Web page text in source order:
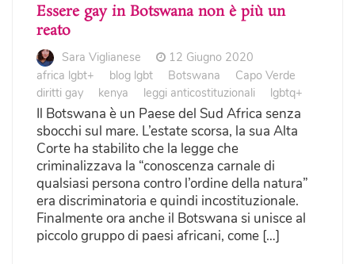
Essere gay in Botswana non è più un
reato
Sara Viglianese
12 Giugno 2020
africa lgbt+
blog lgbt Botswana
Capo Verde
diritti gay
kenya leggi anticostituzionali lgbtq+
Il Botswana è un Paese del Sud Africa senza
sbocchi sul mare. L’estate scorsa, la sua Alta
Corte ha stabilito che la legge che
criminalizzava la “conoscenza carnale di
qualsiasi persona contro l’ordine della natura”
era discriminatoria e quindi incostituzionale.
Finalmente ora anche il Botswana si unisce al
piccolo gruppo di paesi africani, come […]